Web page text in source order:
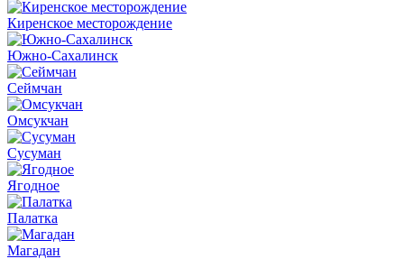
Киренское месторождение
Южно-Сахалинск
Сеймчан
Омсукчан
Сусуман
Ягодное
Палатка
Магадан